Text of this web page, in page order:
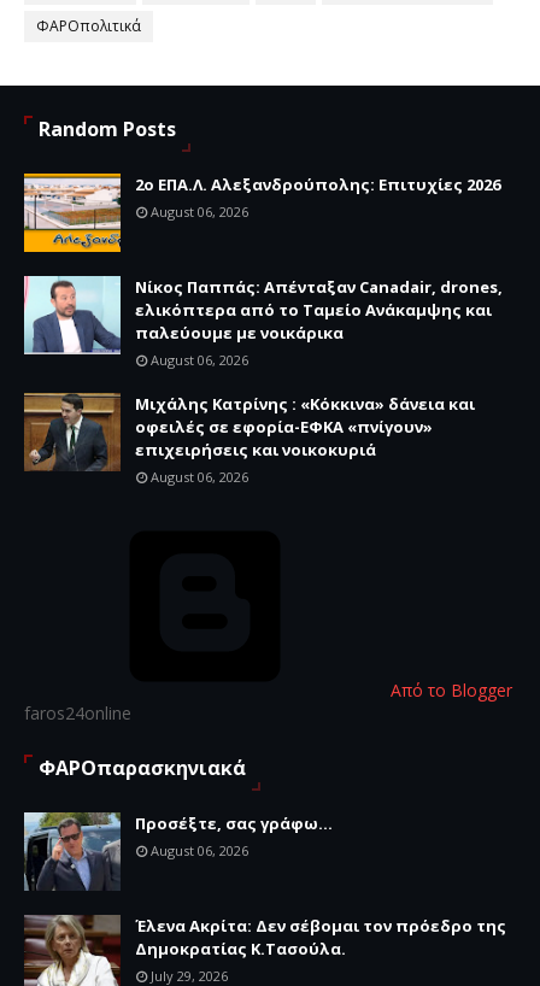
ΦΑΡΟπολιτικά
Random Posts
2ο ΕΠΑ.Λ. Αλεξανδρούπολης: Επιτυχίες 2026
August 06, 2026
Νίκος Παππάς: Απένταξαν Canadair, drones,
ελικόπτερα από το Ταμείο Ανάκαμψης και
παλεύουμε με νοικάρικα
August 06, 2026
Μιχάλης Κατρίνης : «Κόκκινα» δάνεια και
οφειλές σε εφορία-ΕΦΚΑ «πνίγουν»
επιχειρήσεις και νοικοκυριά
August 06, 2026
Από το Blogger
faros24online
ΦΑΡΟπαρασκηνιακά
Προσέξτε, σας γράφω...
August 06, 2026
Έλενα Ακρίτα: Δεν σέβομαι τον πρόεδρο της
Δημοκρατίας Κ.Τασούλα.
July 29, 2026